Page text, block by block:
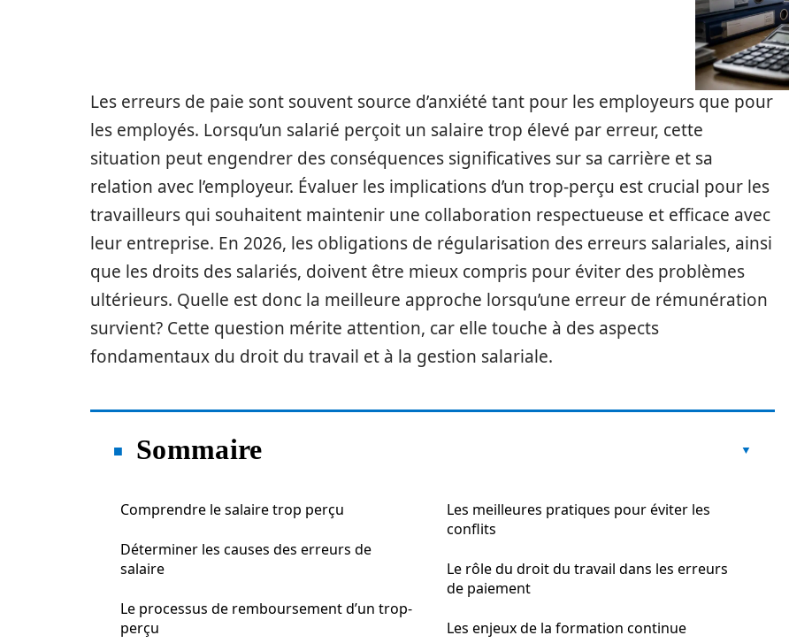
Les erreurs de paie sont souvent source d’anxiété tant pour les employeurs que pour
les employés. Lorsqu’un salarié perçoit un salaire trop élevé par erreur, cette
situation peut engendrer des conséquences significatives sur sa carrière et sa
relation avec l’employeur. Évaluer les implications d’un trop-perçu est crucial pour les
travailleurs qui souhaitent maintenir une collaboration respectueuse et efficace avec
leur entreprise. En 2026, les obligations de régularisation des erreurs salariales, ainsi
que les droits des salariés, doivent être mieux compris pour éviter des problèmes
ultérieurs. Quelle est donc la meilleure approche lorsqu’une erreur de rémunération
survient? Cette question mérite attention, car elle touche à des aspects
fondamentaux du droit du travail et à la gestion salariale.
Sommaire
Comprendre le salaire trop perçu
Déterminer les causes des erreurs de
salaire
Le processus de remboursement d’un trop-
perçu
Les meilleures pratiques pour éviter les
conflits
Le rôle du droit du travail dans les erreurs
de paiement
Les enjeux de la formation continue